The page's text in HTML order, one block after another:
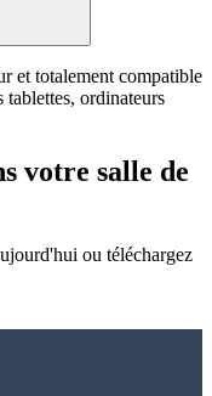
et totalement compatible
tablettes, ordinateurs
votre salle de
ou téléchargez